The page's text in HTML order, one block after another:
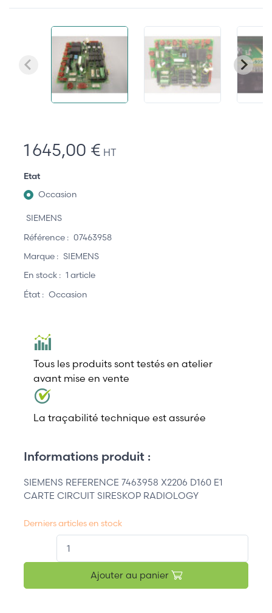
1 645,00 € HT
Etat
Occasion
SIEMENS
Référence : 07463958
Marque : SIEMENS
En stock : 1 article
État : Occasion
Tous les produits sont testés en atelier
avant mise en vente
La traçabilité technique est assurée
Informations produit :
SIEMENS REFERENCE 7463958 X2206 D160 E1
CARTE CIRCUIT SIRESKOP RADIOLOGY
Derniers articles en stock
Ajouter au panier